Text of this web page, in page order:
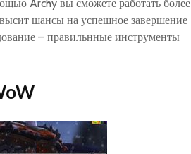
Archy вы сможете работать более
шансы на успешное завершение
– правильнные инструменты